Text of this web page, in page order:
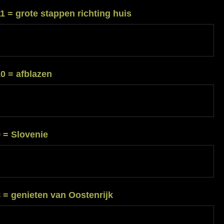
= grote stappen richting huis
= afblazen
= Slovenie
= genieten van Oostenrijk